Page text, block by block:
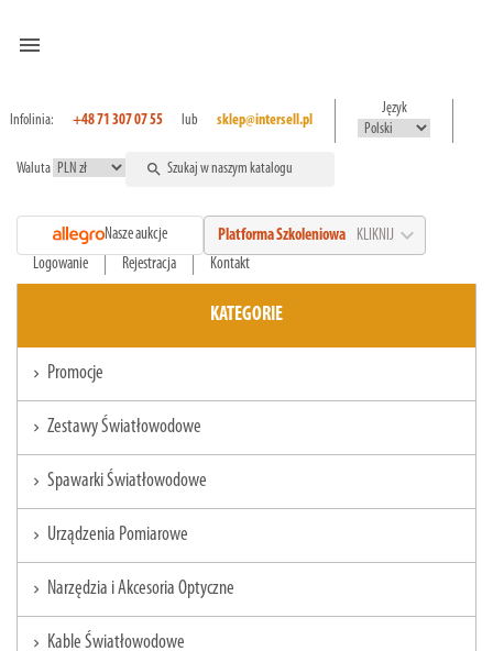
menu
Infolinia: +48 71 307 07 55 lub sklep@intersell.pl
Język
Waluta search
Nasze aukcje Platforma Szkoleniowa KLIKNIJ expand_more
Logowanie Rejestracja Kontakt
KATEGORIE
chevron_right Promocje
chevron_right Zestawy Światłowodowe
chevron_right Spawarki Światłowodowe
chevron_right Urządzenia Pomiarowe
chevron_right Narzędzia i Akcesoria Optyczne
chevron_right Kable Światłowodowe